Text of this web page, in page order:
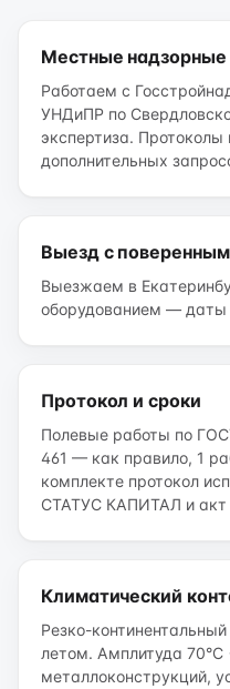
Местные надзорные
Работаем с
УНДиПР по
экспертиза.
дополнительных
Выезд с
Выезжаем в
оборудованием — даты
Протокол и сроки
Полевые работы по
461 — как правило, 1
комплекте протокол
СТАТУС КАПИТАЛ и акт
Климатический
Резко-
летом. Амплитуда
металлоконструкций,